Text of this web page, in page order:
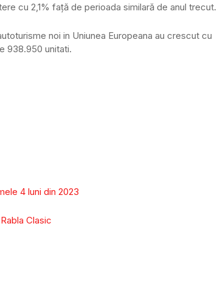
cu 2,1% față de perioada similară de anul trecut.
noi in Uniunea Europeana au crescut cu
938.950 unitati.
4 luni din 2023
Clasic